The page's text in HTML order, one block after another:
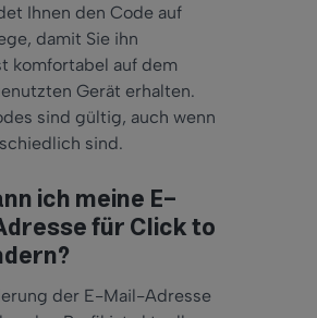
Ihnen den Code auf
damit Sie ihn
komfortabel auf dem
Gerät erhalten.
sind gültig, auch wenn
sind.
ich meine E-
für Click to
der E-Mail-Adresse